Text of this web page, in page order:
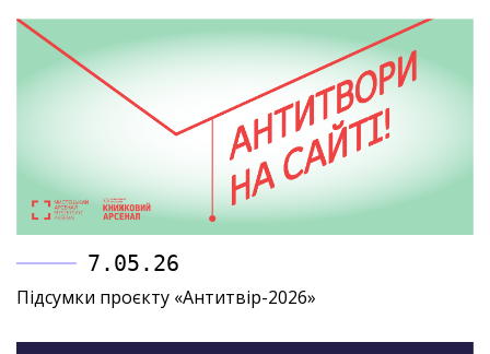
7.05.26
Підсумки проєкту «Антитвір-2026»